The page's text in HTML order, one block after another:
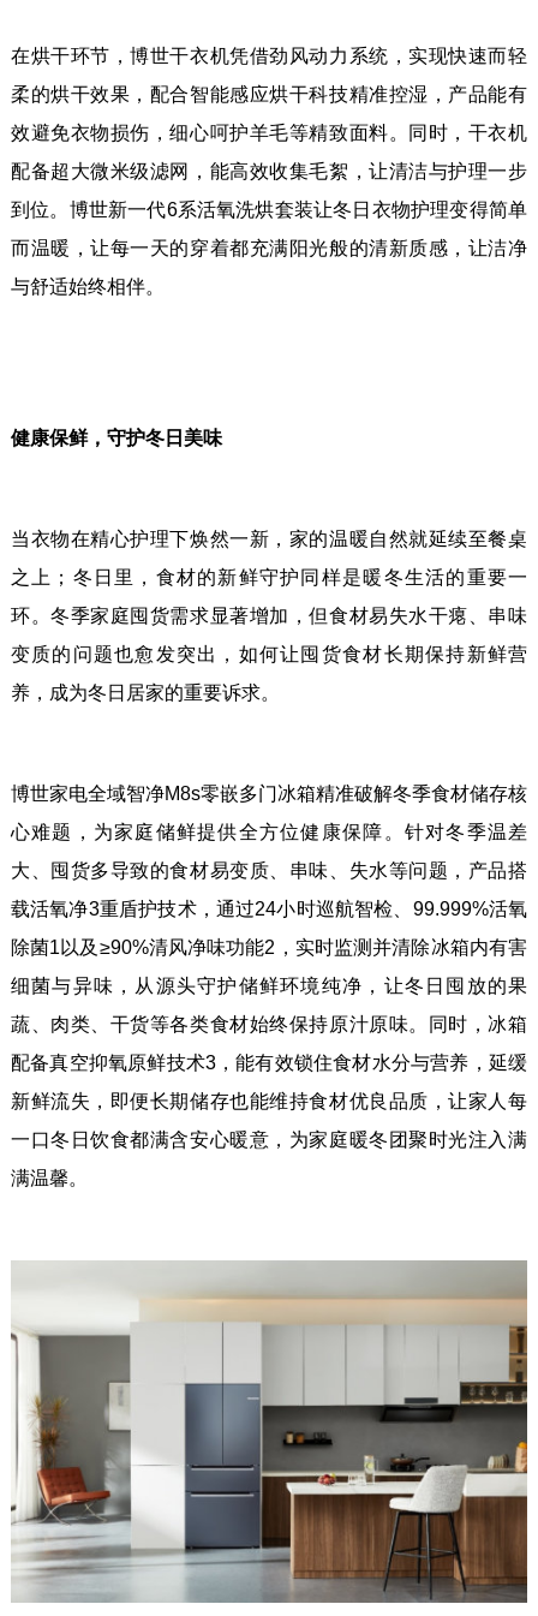
在烘干环节，博世干衣机凭借劲风动力系统，实现快速而轻
柔的烘干效果，配合智能感应烘干科技精准控湿，产品能有
效避免衣物损伤，细心呵护羊毛等精致面料。同时，干衣机
配备超大微米级滤网，能高效收集毛絮，让清洁与护理一步
到位。博世新一代6系活氧洗烘套装让冬日衣物护理变得简单
而温暖，让每一天的穿着都充满阳光般的清新质感，让洁净
与舒适始终相伴。
健康保鲜，守护冬日美味
当衣物在精心护理下焕然一新，家的温暖自然就延续至餐桌
之上；冬日里，食材的新鲜守护同样是暖冬生活的重要一
环。冬季家庭囤货需求显著增加，但食材易失水干瘪、串味
变质的问题也愈发突出，如何让囤货食材长期保持新鲜营
养，成为冬日居家的重要诉求。
博世家电全域智净M8s零嵌多门冰箱精准破解冬季食材储存核
心难题，为家庭储鲜提供全方位健康保障。针对冬季温差
大、囤货多导致的食材易变质、串味、失水等问题，产品搭
载活氧净3重盾护技术，通过24小时巡航智检、99.999%活氧
除菌1以及≥90%清风净味功能2，实时监测并清除冰箱内有害
细菌与异味，从源头守护储鲜环境纯净，让冬日囤放的果
蔬、肉类、干货等各类食材始终保持原汁原味。同时，冰箱
配备真空抑氧原鲜技术3，能有效锁住食材水分与营养，延缓
新鲜流失，即便长期储存也能维持食材优良品质，让家人每
一口冬日饮食都满含安心暖意，为家庭暖冬团聚时光注入满
满温馨。